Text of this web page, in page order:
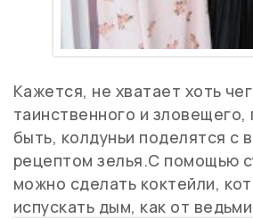
Кажется, не хватает хоть
таинственного и зловещего,
быть, колдуньи поделятся с
рецептом зелья.С помощью
можно сделать коктейли,
испускать дым, как от